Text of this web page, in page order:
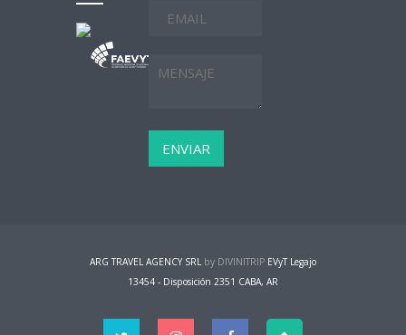
ARG TRAVEL AGENCY SRLby DIVINITRIP EVyT Legajo
13454 - Disposición 2351 CABA, AR